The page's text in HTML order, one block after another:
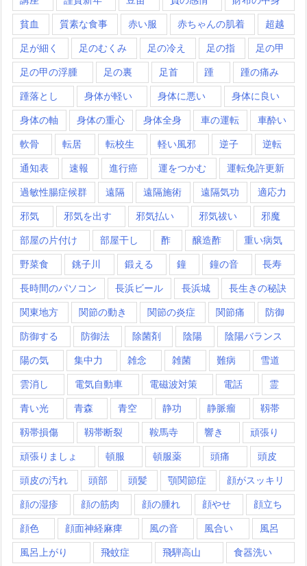
貧血 質素な食事 赤い服 赤ちゃんの肌着 超越
足が細く 足のむくみ 足の冷え 足の指 足の甲
足の甲の浮腫 足の裏 足首 踵 踵の痛み
踵落とし 身体が軽い 身体に悪い 身体に良い
身体の軸 身体の重心 身体全身 車の運転 車酔い
軟骨 転居 転校生 軽い風邪 逆子 逆転
通知表 速報 進行癌 運をつかむ 運転免許更新
過敏性腸症候群 遠隔 遠隔施術 遠隔気功 適応力
邪気 邪気を出す 邪気払い 邪気祓い 邪魔
部屋の片付け 部屋干し 酢 醸造酢 重い病気
野菜食 銚子川 鍛える 鐘 鐘の音 長寿
長時間のパソコン 長浜ビール 長浜城 長生きの秘訣
関東地方 関節の動き 関節の炎症 関節痛 防御
防御する 防御法 除菌剤 陰陽 陰陽バランス
陽の気 集中力 雑念 雑菌 難病 雪道
雲消し 電気自動車 電磁波対策 電話 霊
青い光 青森 青空 静功 静脈瘤 靱帯
靱帯損傷 靱帯断裂 鞍馬寺 響き 頑張り
頑張りましょ 頓服 頓服薬 頭痛 頭皮
頭皮の汚れ 頭部 頭髪 顎関節症 顔がスッキリ
顔の湿疹 顔の筋肉 顔の腫れ 顔やせ 顔立ち
顔色 顔面神経麻痺 風の音 風合い 風呂
風呂上がり 飛蚊症 飛騨高山 食器洗い